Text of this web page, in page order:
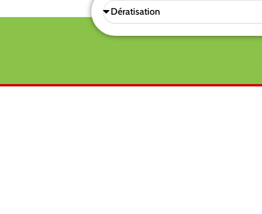
Sélectionnez
une